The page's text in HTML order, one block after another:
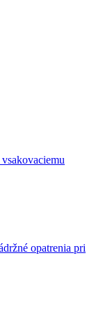
opatrenia pri